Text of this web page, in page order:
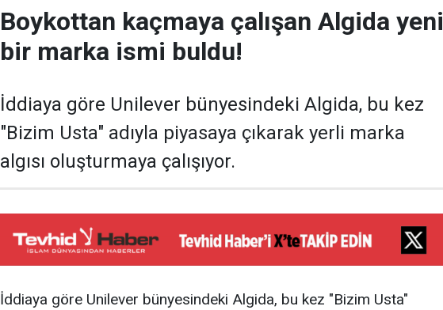
Boykottan kaçmaya çalışan Algida yeni
bir marka ismi buldu!
İddiaya göre Unilever bünyesindeki Algida, bu kez
"Bizim Usta" adıyla piyasaya çıkarak yerli marka
algısı oluşturmaya çalışıyor.
İddiaya göre Unilever bünyesindeki Algida, bu kez "Bizim Usta"